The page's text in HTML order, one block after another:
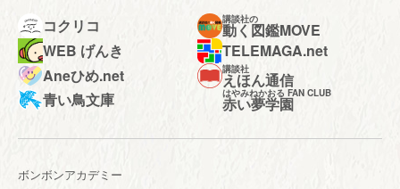
コクリコ
講談社の
動く図鑑MOVE
WEB げんき
TELEMAGA.net
Aneひめ.net
講談社
えほん通信
青い鳥文庫
はやみねかおる FAN CLUB
赤い夢学園
ボンボンアカデミー